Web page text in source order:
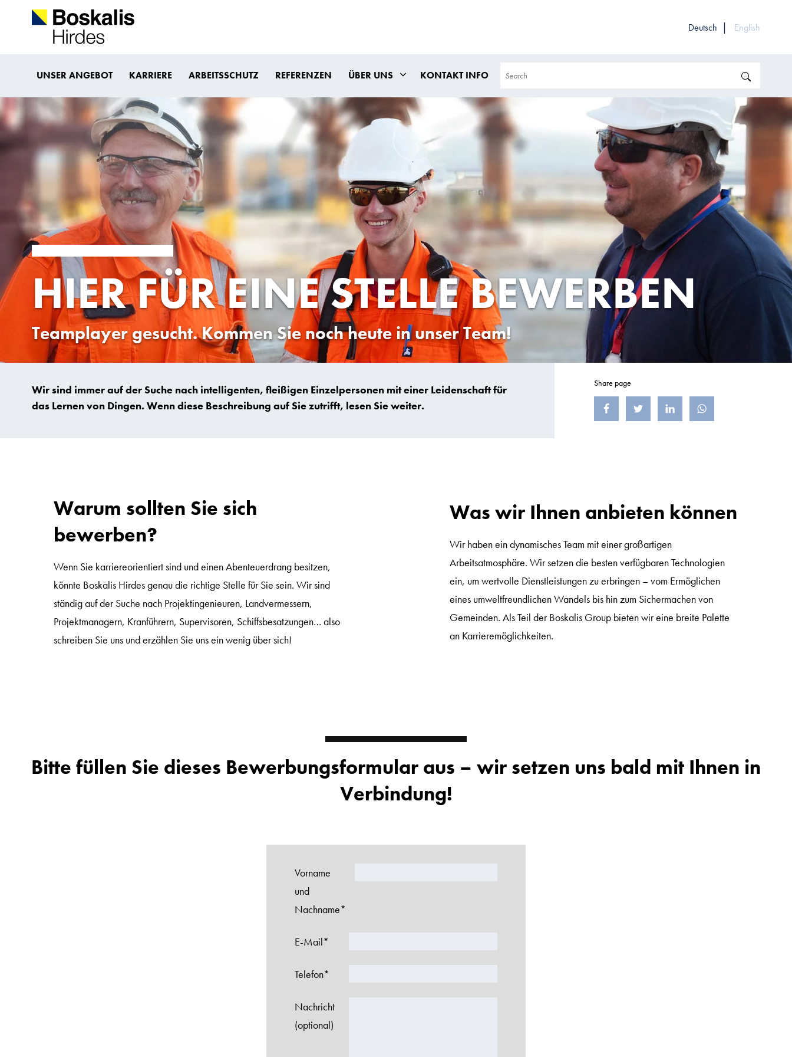
Deutsch English
UNSER ANGEBOT KARRIERE ARBEITSSCHUTZ REFERENZEN ÜBER UNS KONTAKT INFO Search
HIER FÜR EINE STELLE BEWERBEN
Teamplayer gesucht. Kommen Sie noch heute in unser Team!
Wir sind immer auf der Suche nach intelligenten, fleißigen Einzelpersonen mit einer Leidenschaft für
das Lernen von Dingen. Wenn diese Beschreibung auf Sie zutrifft, lesen Sie weiter.
Warum sollten Sie sich
bewerben?
Wenn Sie karriereorientiert sind und einen Abenteuerdrang besitzen,
könnte Boskalis Hirdes genau die richtige Stelle für Sie sein. Wir sind
ständig auf der Suche nach Projektingenieuren, Landvermessern,
Projektmanagern, Kranführern, Supervisoren, Schiffsbesatzungen… also
schreiben Sie uns und erzählen Sie uns ein wenig über sich!
Was wir Ihnen anbieten können
Wir haben ein dynamisches Team mit einer großartigen
Arbeitsatmosphäre. Wir setzen die besten verfügbaren Technologien
ein, um wertvolle Dienstleistungen zu erbringen – vom Ermöglichen
eines umweltfreundlichen Wandels bis hin zum Sichermachen von
Gemeinden. Als Teil der Boskalis Group bieten wir eine breite Palette
an Karrieremöglichkeiten.
Bitte füllen Sie dieses Bewerbungsformular aus – wir setzen uns bald mit Ihnen in
Verbindung!
Vorname
und
Nachname*
E-Mail*
Telefon*
Nachricht
(optional)
Share page
Teilen auf Facebook Teilen auf X (früher Twitter) Teilen auf LinkedIn